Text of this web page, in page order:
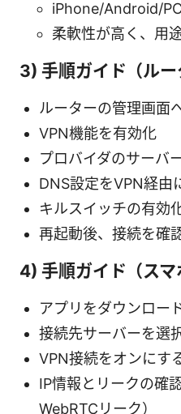
iPhone/Android/
柔軟性が高く、用
3) 手順ガイド（ルー
ルーターの管理画面
VPN機能を有効化
プロバイダのサーバ
DNS設定をVPN経由
キルスイッチの有効
再起動後、接続を確
4) 手順ガイド（スマ
アプリをダウンロー
接続先サーバーを選
VPN接続をオンにす
IP情報とリークの確
WebRTCリーク）